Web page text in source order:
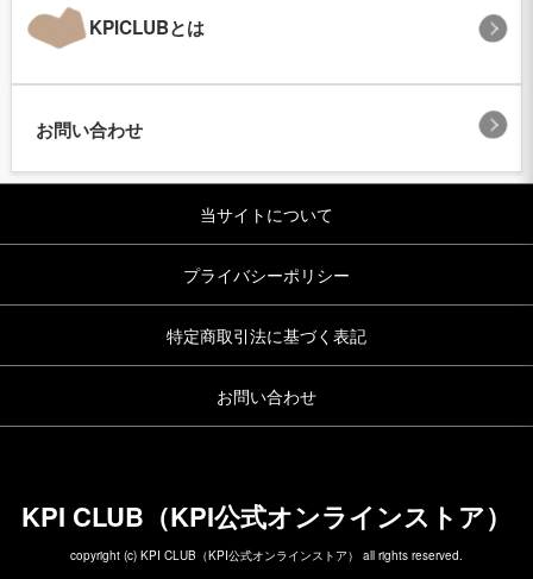
KPICLUBとは
お問い合わせ
当サイトについて
プライバシーポリシー
特定商取引法に基づく表記
お問い合わせ
KPI CLUB（KPI公式オンラインストア）
copyright (c) KPI CLUB（KPI公式オンラインストア） all rights reserved.